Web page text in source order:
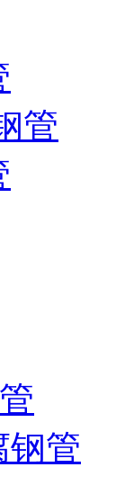
管
钢管